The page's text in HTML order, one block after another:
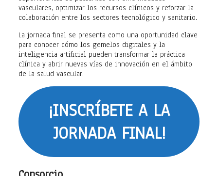
vasculares, optimizar los recursos clínicos y reforzar la
colaboración entre los sectores tecnológico y sanitario.
La jornada final se presenta como una oportunidad clave
para conocer cómo los gemelos digitales y la
inteligencia artificial pueden transformar la práctica
clínica y abrir nuevas vías de innovación en el ámbito
de la salud vascular.
¡INSCRÍBETE A LA
JORNADA FINAL!